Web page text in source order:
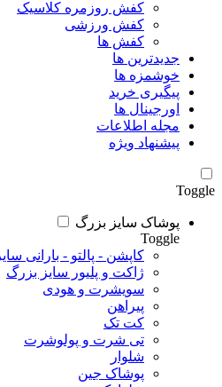
کفش روزمره کلاسیک
کفش ورزشی
کفش ها
جدیدترین ها
خوشمزه ها
پیگیری خرید
اورجینال ها
مجله اطلاعات
پیشنهاد ویژه
Toggle
پوشاک سایز بزرگ
Toggle
کاپشن - پالتو - بارانی
ژاکت و پلیور سایز بزرگ
سویشرت و هودی
پیراهن
کت تک
تی شرت و پولوشرت
شلوار
پوشاک جین